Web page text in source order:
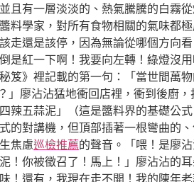
有一層淡淡的、熱氣騰騰的白霧
料學家，對所有食物相關的氣味都
還是該停，因為無論從哪個方向
紅一下啊！我要向左轉！綠燈沒
》裡記載的第一句：「當世間萬
廖沾沾猛地衝回店裡，衝到後廚
五蒜泥」（這是醬料界的基礎公
對講機，但頂部插著一根彎曲的
焦慮巡檢推薦的聲音。「喂！是廖
你被徵召了！馬上！」廖沾沾的
還有，我現在走不開！我的陳年